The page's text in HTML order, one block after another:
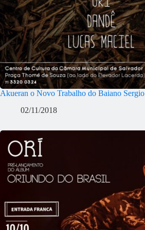
Akueran o Novo Trabalho do Baiano Sergio
02/11/2018